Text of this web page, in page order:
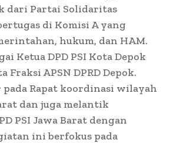
dari Partai Solidaritas
di Komisi A yang
hukum, dan HAM.
Ketua DPD PSI Kota Depok
Fraksi APSN DPRD Depok.
pada Rapat koordinasi wilayah
dan juga melantik
PSI Jawa Barat dengan
ini berfokus pada